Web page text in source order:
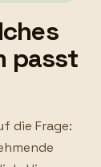
passt
die Frage: